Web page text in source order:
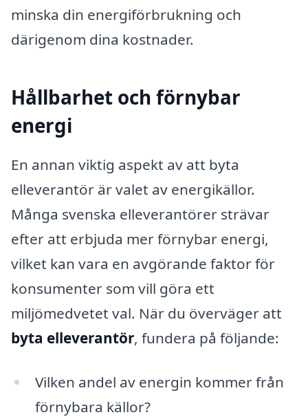
minska din energiförbrukning och
därigenom dina kostnader.
Hållbarhet och förnybar
energi
En annan viktig aspekt av att byta
elleverantör är valet av energikällor.
Många svenska elleverantörer strävar
efter att erbjuda mer förnybar energi,
vilket kan vara en avgörande faktor för
konsumenter som vill göra ett
miljömedvetet val. När du överväger att
byta elleverantör, fundera på följande:
Vilken andel av energin kommer från
förnybara källor?